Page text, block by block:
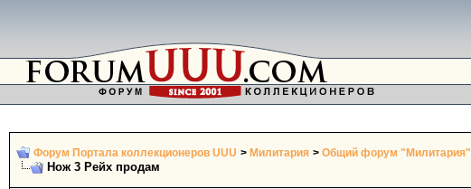
Форум Портала коллекционеров UUU > Милитария > Общий форум "Милитария"
Нож 3 Рейх продам